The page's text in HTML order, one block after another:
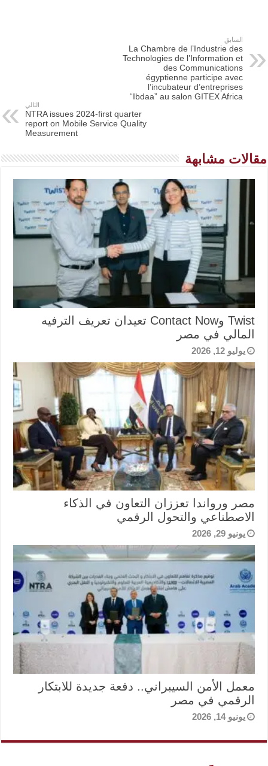
السابق
La Chambre de l’Industrie des
Technologies de l’Information et
des Communications
égyptienne participe avec
l’incubateur d’entreprises
“Ibdaa” au salon GITEX Africa
التالي
NTRA issues 2024-first quarter
report on Mobile Service Quality
Measurement
مقالات مشابهة
Twist وContact Now تعيدان تعريف الترفيه
المالي في مصر
يوليو 12, 2026
مصر ورواندا تعززان التعاون في الذكاء
الاصطناعي والتحول الرقمي
يونيو 29, 2026
معمل الأمن السيبراني.. دفعة جديدة للابتكار
الرقمي في مصر
يونيو 14, 2026